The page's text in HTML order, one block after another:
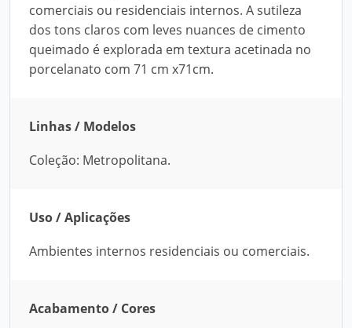
comerciais ou residenciais internos. A sutileza
dos tons claros com leves nuances de cimento
queimado é explorada em textura acetinada no
porcelanato com 71 cm x71cm.
Linhas / Modelos
Coleção: Metropolitana.
Uso / Aplicações
Ambientes internos residenciais ou comerciais.
Acabamento / Cores